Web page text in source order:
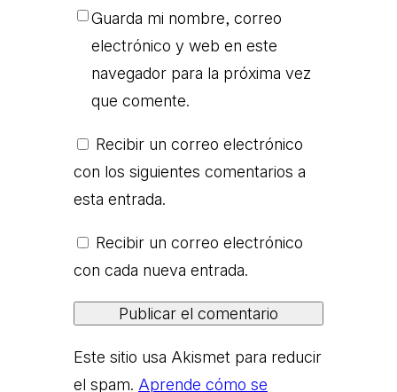
Guarda mi nombre, correo
electrónico y web en este
navegador para la próxima vez
que comente.
Recibir un correo electrónico
con los siguientes comentarios a
esta entrada.
Recibir un correo electrónico
con cada nueva entrada.
Este sitio usa Akismet para reducir
el spam. Aprende cómo se